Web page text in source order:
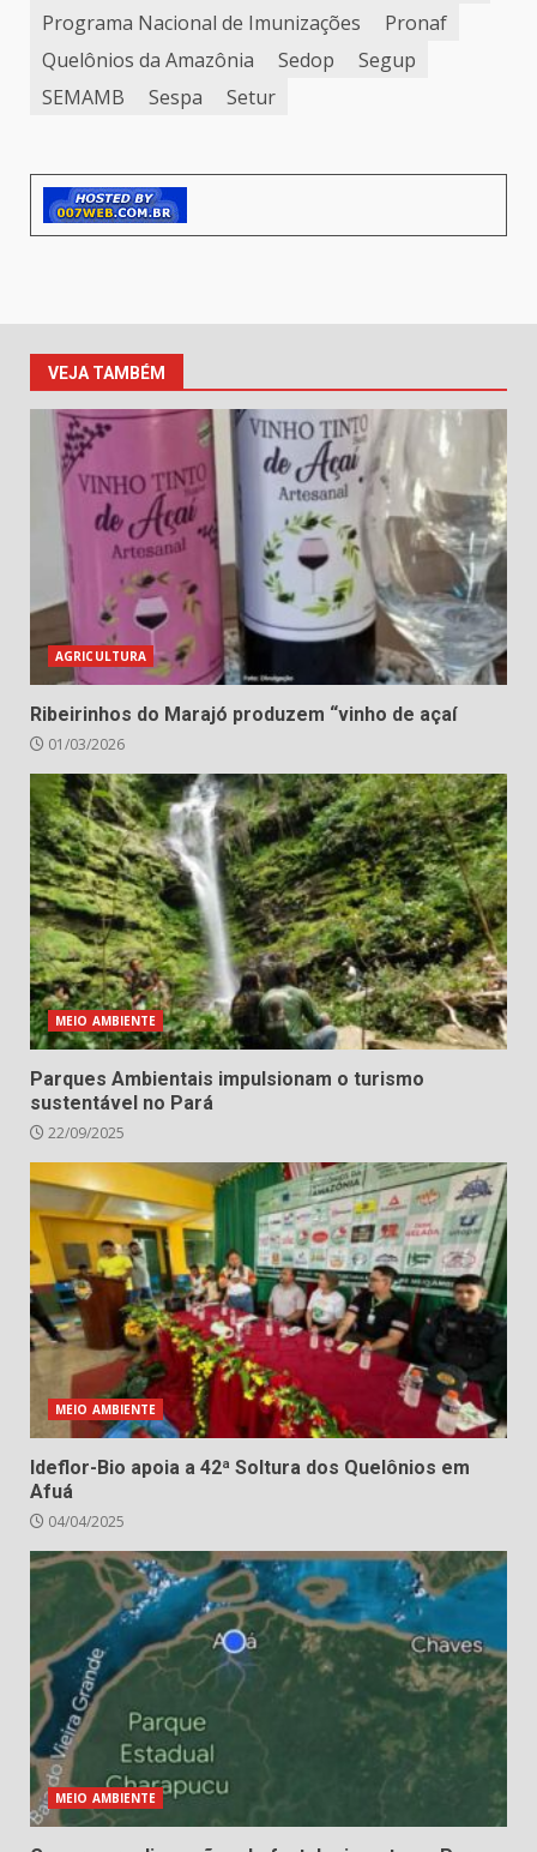
Programa Nacional de Imunizações
Pronaf
Quelônios da Amazônia
Sedop
Segup
SEMAMB
Sespa Setur
VEJA TAMBÉM
AGRICULTURA
Ribeirinhos do Marajó produzem “vinho de açaí
01/03/2026
MEIO AMBIENTE
Parques Ambientais impulsionam o turismo
sustentável no Pará
22/09/2025
MEIO AMBIENTE
Ideflor-Bio apoia a 42ª Soltura dos Quelônios em
Afuá
04/04/2025
MEIO AMBIENTE